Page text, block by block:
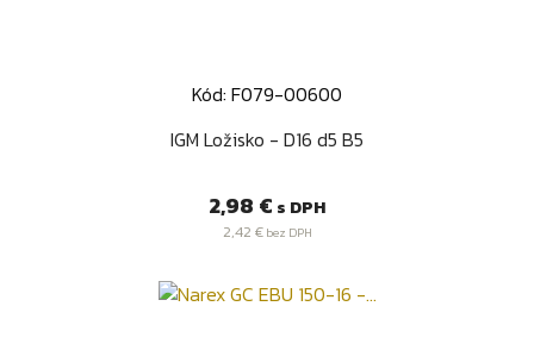
Kód: F079-00600
IGM Ložisko - D16 d5 B5
Cena
2,98 € s DPH
2,42 €bez DPH